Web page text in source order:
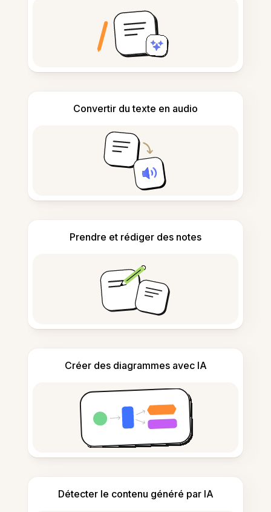
Convertir du texte en audio
Prendre et rédiger des notes
Créer des diagrammes avec IA
Détecter le contenu généré par IA